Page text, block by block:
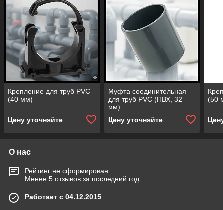
Крепление для труб PVC
(40 мм)
Цену уточняйте
Муфта соединительная
для труб PVC (ПВХ, 32
мм)
Цену уточняйте
(50
О нас
Рейтинг не сформирован
Менее 5 отзывов за последний год
Работает с 04.12.2015